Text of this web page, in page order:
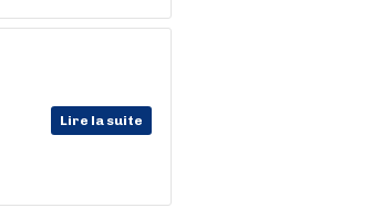
Lire la suite